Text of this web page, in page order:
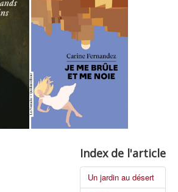
Index de l'article
Un jardin au désert